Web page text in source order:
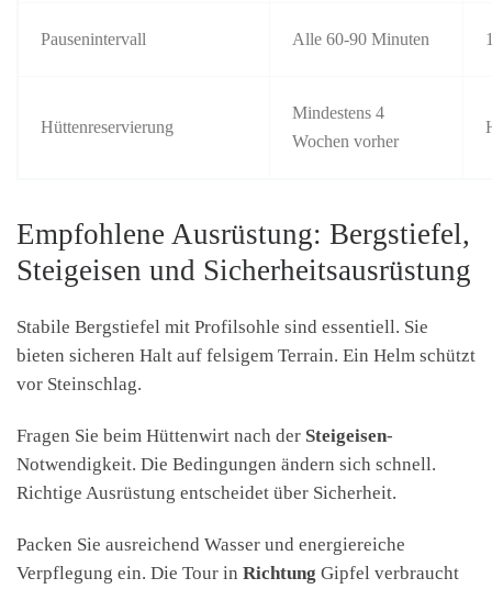
Pausenintervall Alle 60-90 Minuten
Hüttenreservierung
Mindestens 4
Wochen vorher
Empfohlene Ausrüstung: Bergstiefel,
Steigeisen und Sicherheitsausrüstung
Stabile Bergstiefel mit Profilsohle sind essentiell. Sie
bieten sicheren Halt auf felsigem Terrain. Ein Helm schützt
vor Steinschlag.
Fragen Sie beim Hüttenwirt nach der Steigeisen-
Notwendigkeit. Die Bedingungen ändern sich schnell.
Richtige Ausrüstung entscheidet über Sicherheit.
Packen Sie ausreichend Wasser und energiereiche
Verpflegung ein. Die Tour in Richtung Gipfel verbraucht